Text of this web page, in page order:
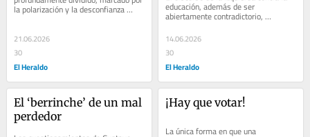
la polarización y la desconfianza
mutua. La tarea más importante del
21.06.2026
30
El Heraldo
educación, además de ser
abiertamente contradictorio,
constituye una de las tendencias más
regresivas de...
14.06.2026
30
El Heraldo
El ‘berrinche’ de un mal
perdedor
¡Hay que votar!
La única forma en que una